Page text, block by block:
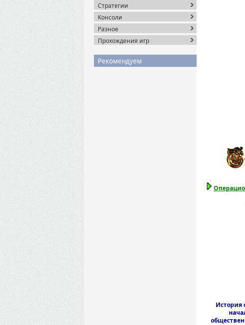
Стратегии
Консоли
Разное
Прохождения игр
Рекомендуем
История